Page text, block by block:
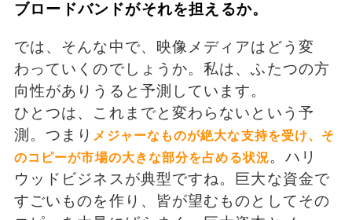
ブロードバンドがそれを担えるか。
では、そんな中で、映像メディアはどう変
わっていくのでしょうか。私は、ふたつの方
向性がありうると予測しています。
ひとつは、これまでと変わらないという予
測。つまり メジャーなものが絶大な支持を受け、そ
のコピーが市場の大きな部分を占める状況。ハリ
ウッドビジネスが典型ですね。巨大な資金で
すごいものを作り、皆が望むものとしてその